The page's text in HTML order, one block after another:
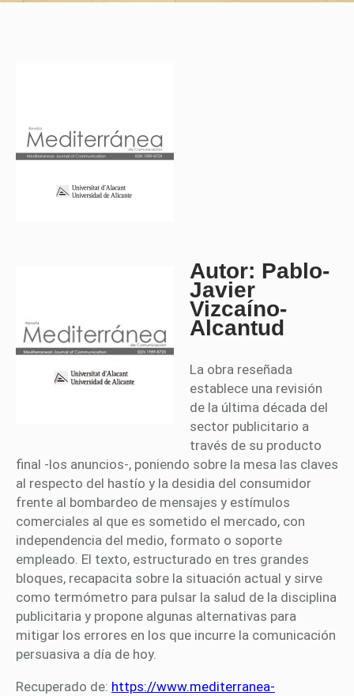
Autor: Pablo-
Javier
Vizcaíno-
Alcantud
La obra reseñada
establece una revisión
de la última década del
sector publicitario a
través de su producto
final -los anuncios-, poniendo sobre la mesa las claves
al respecto del hastío y la desidia del consumidor
frente al bombardeo de mensajes y estímulos
comerciales al que es sometido el mercado, con
independencia del medio, formato o soporte
empleado. El texto, estructurado en tres grandes
bloques, recapacita sobre la situación actual y sirve
como termómetro para pulsar la salud de la disciplina
publicitaria y propone algunas alternativas para
mitigar los errores en los que incurre la comunicación
persuasiva a día de hoy.
Recuperado de: https://www.mediterranea-